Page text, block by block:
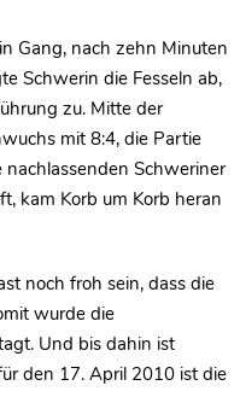
Gang, nach zehn Minuten
Schwerin die Fesseln ab,
zu. Mitte der
mit 8:4, die Partie
Schweriner
kam Korb um Korb heran
noch froh sein, dass die
wurde die
Und bis dahin ist
den 17. April 2010 ist die